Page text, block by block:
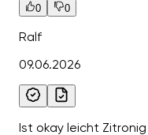
0 0
Ralf
09.06.2026
Ist okay leicht